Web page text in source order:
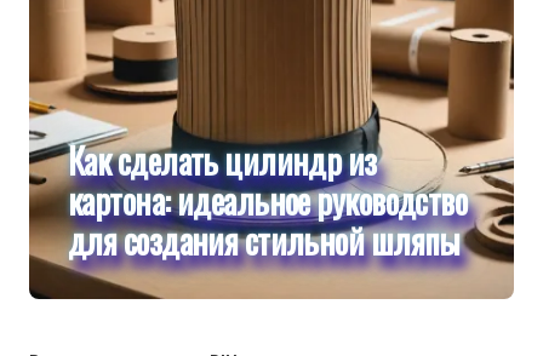
Как сделать цилиндр из
картона: идеальное руководство
для создания стильной шляпы